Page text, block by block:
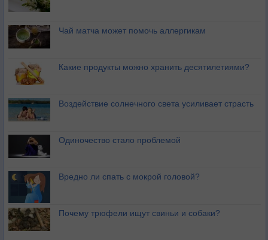
Чай матча может помочь аллергикам
Какие продукты можно хранить десятилетиями?
Воздействие солнечного света усиливает страсть
Одиночество стало проблемой
Вредно ли спать с мокрой головой?
Почему трюфели ищут свиньи и собаки?